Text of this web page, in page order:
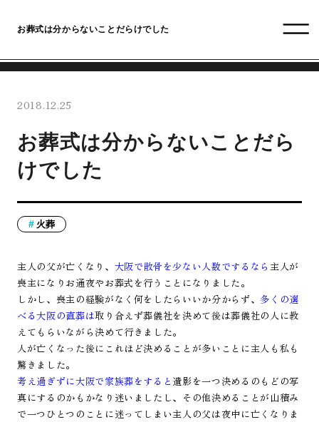
お葬式は分からないことだらけでした
2018.12.25
お葬式は分からないことだら
けでした
火葬
主人の父が亡くなり、 大阪で散骨を少ない人数でするなら 主人が
喪主になりお通夜やお葬式を行うことになりました。
しかし、喪主の経験がなく何をしたらいいか分からず、多くの選
べる大阪の直葬は取り合えず葬儀社を決めて後は葬儀社の人に教
えてもらいながら決めて行きました。
人が亡くなった後にこれほど決めることが多いことに主人も私も
驚きました。
考え過ぎずに大阪で家族葬をすると 遺影を一つ決めるのもどの写
真にするのかもかなり迷いましたし、その他決めることが山積み
で一つひとつのことに迷ってしまい主人の父は夜中に亡くなりま